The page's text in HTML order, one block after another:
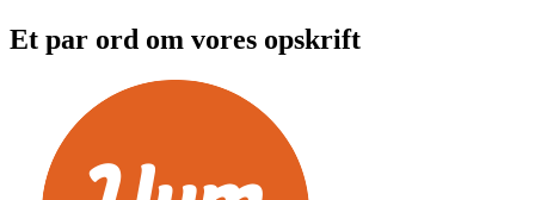
Et par ord om vores opskrift